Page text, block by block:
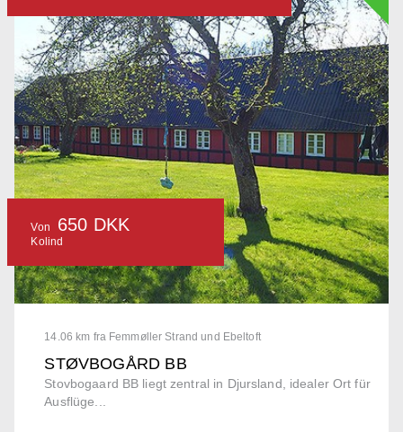
14.06 km fra Femmøller Strand und Ebeltoft
STØVBOGÅRD BB
Stovbogaard BB liegt zentral in Djursland, idealer Ort für
Ausflüge...
Von 650 DKK
Kolind